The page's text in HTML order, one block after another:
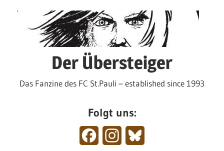
Der Übersteiger
Das Fanzine des FC St.Pauli – established since 1993
Folgt uns:
FacebookInstagram